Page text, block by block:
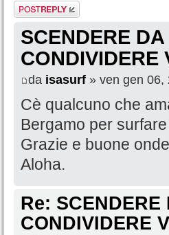
Rispondi al
messaggio
SCENDERE
CONDIVIDERE
da isasurf » ven gen 06,
Cè qualcuno che
Bergamo per
Grazie e buone
Aloha.
Re:
CONDIVIDERE